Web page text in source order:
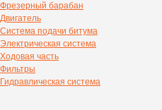
Фрезерный барабан
Двигатель
Система подачи битума
Электрическая система
Ходовая часть
Фильтры
Гидравлическая система